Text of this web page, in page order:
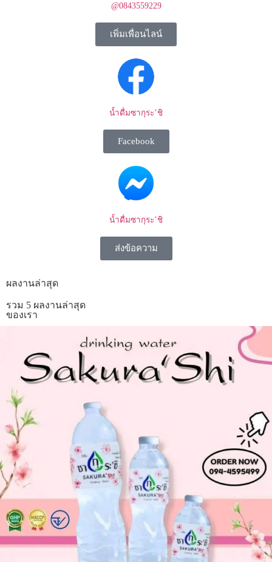
@0843559229
เพิ่มเพื่อนไลน์
น้ำดื่มซากุระ’ชิ
Facebook
น้ำดื่มซากุระ’ชิ
ส่งข้อความ
ผลงานล่าสุด
รวม 5 ผลงานล่าสุด
ของเรา